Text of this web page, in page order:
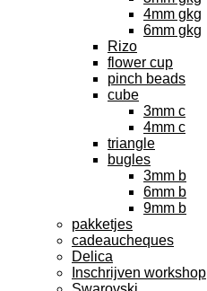
4mm gkg
6mm gkg
Rizo
flower cup
pinch beads
cube
3mm c
4mm c
triangle
bugles
3mm b
6mm b
9mm b
pakketjes
cadeaucheques
Delica
Inschrijven workshop